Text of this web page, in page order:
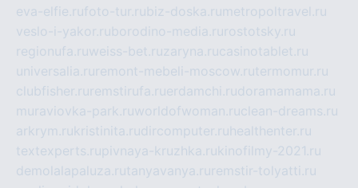
eva-elfie.rufoto-tur.rubiz-doska.ru metropoltravel.ru
veslo-i-yakor.ruborodino-media.ru rostotsky.ru
regionufa.ruweiss-bet.ruzaryna.rucasinotablet.ru
universalia.ru remont-mebeli-moscow.rutermomur.ru
clubfisher.ru remstirufa.ruerdamchi.rudoramamama.ru
muraviovka-park.ruworldofwoman.ruclean-dreams.ru
arkrym.rukristinita.rudircomputer.ru healthenter.ru
textexperts.rupivnaya-kruzhka.rukinofilmy-2021.ru
demolalapaluza.rutanyavanya.ru remstir-tolyatti.ru